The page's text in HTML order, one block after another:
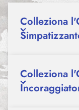
Colleziona
Colleziona